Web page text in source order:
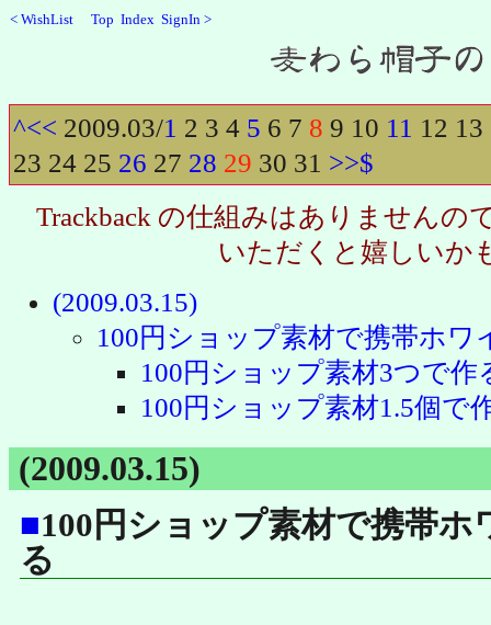
< WishList Top Index SignIn >
^<< 2009.03/1 2 3 4 5 6 7 8 9 10 11 12 13
23 24 25 26 27 28 29 30 31 >>$
Trackback の仕組みはありませんの
いただくと嬉しいか
(2009.03.15)
100円ショップ素材で携帯ホワ
100円ショップ素材3つで作
100円ショップ素材1.5個で
(2009.03.15)
■100円ショップ素材で携帯ホ
る